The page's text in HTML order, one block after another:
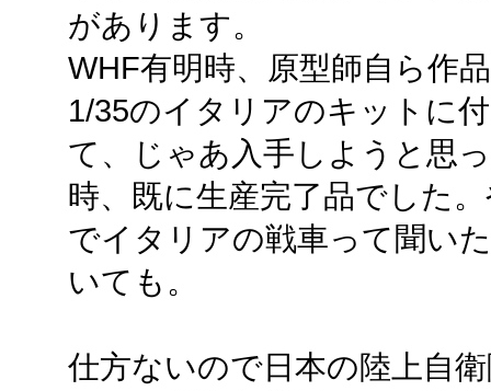
があります。
WHF有明時、原型師自ら作
1/35のイタリアのキットに
て、じゃあ入手しようと思
時、既に生産完了品でした
でイタリアの戦車って聞い
いても。
仕方ないので日本の陸上自